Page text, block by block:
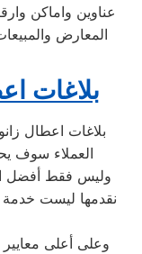
عناوين واماكن
المعارض
بلاغات
بلاغات اعطال
العملاء سوف
وليس فقط أفضل
نقدمها ليست
وعلى أعلى